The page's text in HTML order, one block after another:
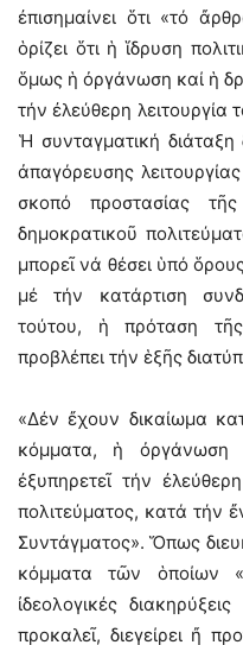
ἐπισημαίνει ὅτι «τό
ὁρίζει ὅτι ἡ ἵδρυση
ὅμως ἡ ὀργάνωση καί ἡ
τήν ἐλεύθερη λειτουργία
Ἡ συνταγματική
ἀπαγόρευσης
σκοπό προστασίας
δημοκρατικοῦ
μπορεῖ νά θέσει ὑπό
μέ τήν κατάρτιση
τούτου, ἡ πρόταση τῆς
προβλέπει τήν ἑξῆς
«Δέν ἔχουν δικαίωμα
κόμματα, ἡ
ἐξυπηρετεῖ τήν
πολιτεύματος, κατά τήν
Συντάγματος». Ὅπως
κόμματα τῶν ὁποίων
ἰδεολογικές
προκαλεῖ, διεγείρει ἤ